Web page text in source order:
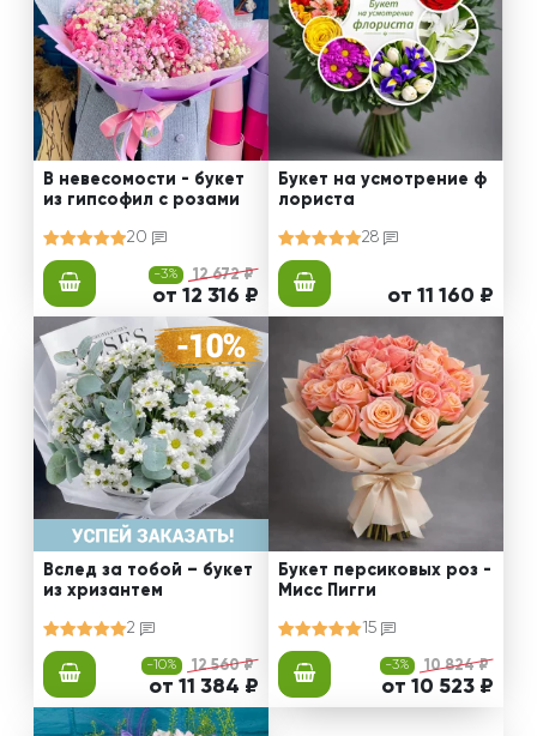
В невесомости - букет
из гипсофил с розами
20
-3% 12 672 ₽
от 12 316 ₽
Букет на усмотрение ф
лориста
28
от 11 160 ₽
Вслед за тобой – букет
из хризантем
2
-10% 12 560 ₽
от 11 384 ₽
Букет персиковых роз -
Мисс Пигги
15
-3% 10 824 ₽
от 10 523 ₽